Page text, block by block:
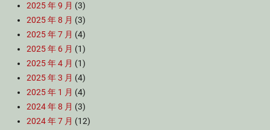
2025 年 9 月 (3)
2025 年 8 月 (3)
2025 年 7 月 (4)
2025 年 6 月 (1)
2025 年 4 月 (1)
2025 年 3 月 (4)
2025 年 1 月 (4)
2024 年 8 月 (3)
2024 年 7 月 (12)